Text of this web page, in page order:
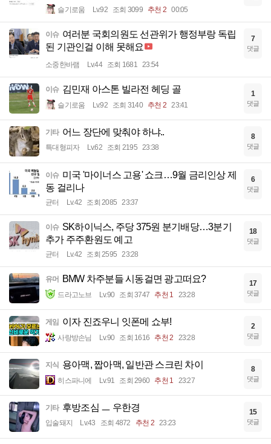
슬기로움 Lv.92 조회 3099 추천 2 00:05
이슈 여러분 국회의원도 선관위가 행정부랑 독립
된 기관인걸 이해 못해요
소중한바램 Lv.44 조회 1681 23:54
7
댓글
이슈 김민재 아스톤 빌라전 헤딩 골
슬기로움 Lv.92 조회 3140 추천 2 23:41
1
댓글
기타 어느 장단에 맞춰야 하냐..
특대형피자 Lv.62 조회 2195 23:38
8
댓글
이슈 미국 '마이너스 고용' 쇼크…9월 금리인상 제
동 걸리나
균터 Lv.42 조회 2085 23:37
6
댓글
이슈 SK하이닉스, 주당 375원 분기배당…3분기
추가 주주환원도 예고
균터 Lv.42 조회 2595 23:28
18
댓글
유머 BMW 차주분들 시동걸면 광고떠요?
드라고노브 Lv.90 조회 3747 추천 1 23:28
17
댓글
게임 이자 진죠우니 잇폰메 쇼부!
사랑방손님 Lv.90 조회 1616 추천 2 23:28
2
댓글
지식 용아맥, 짭아맥, 일반관 스크린 차이
히스파니에 Lv.91 조회 2960 추천 1 23:27
8
댓글
기타 후방조심 ㅡ 우한경
입술돼지 Lv.43 조회 4872 추천 2 23:23
15
댓글